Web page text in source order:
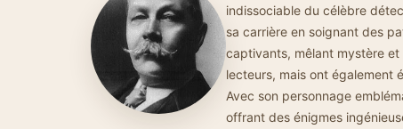
indissociable du célèbre
sa carrière en soignant des
captivants, mêlant mystère
lecteurs, mais ont également
Avec son personnage
offrant des énigmes